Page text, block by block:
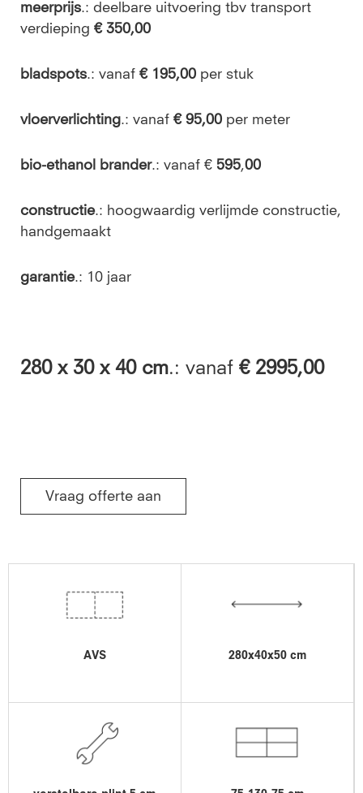
meerprijs.: deelbare uitvoering tbv transport
verdieping € 350,00
bladspots.: vanaf € 195,00 per stuk
vloerverlichting.: vanaf € 95,00 per meter
bio-ethanol brander.: vanaf € 595,00
constructie.: hoogwaardig verlijmde constructie,
handgemaakt
garantie.: 10 jaar
280 x 30 x 40 cm.: vanaf € 2995,00
Vraag offerte aan
AVS 280x40x50 cm